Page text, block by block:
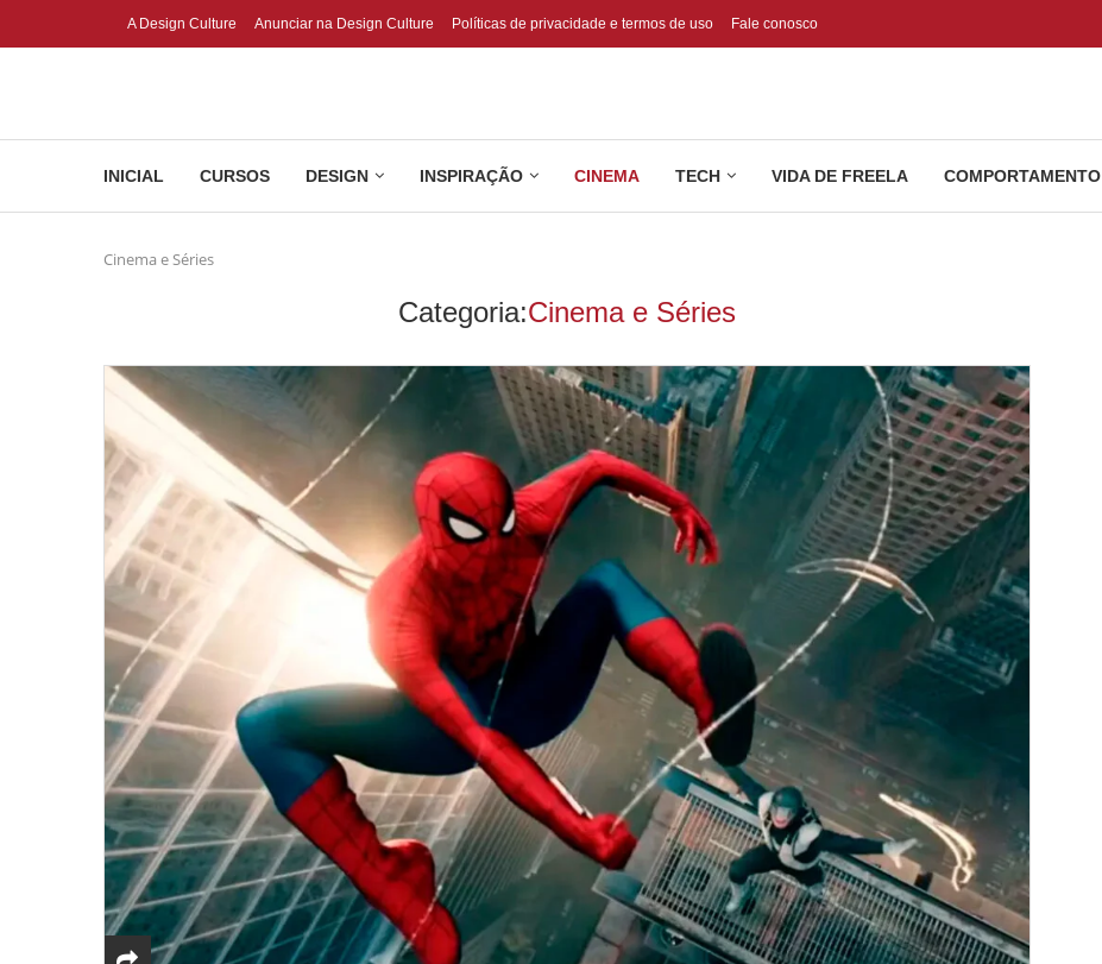
A Design Culture Anunciar na Design Culture Políticas de privacidade e termos de uso Fale conosco
INICIAL CURSOS DESIGN INSPIRAÇÃO CINEMA TECH VIDA DE FREELA COMPORTAMENTO
Cinema e Séries
Categoria:Cinema e Séries